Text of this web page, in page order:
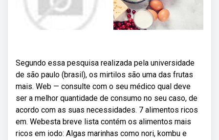
Segundo essa pesquisa realizada pela universidade
de são paulo (brasil), os mirtilos são uma das frutas
mais. Web — consulte com o seu médico qual deve
ser a melhor quantidade de consumo no seu caso, de
acordo com as suas necessidades. 7 alimentos ricos
em. Webesta breve lista contém os alimentos mais
ricos em iodo: Algas marinhas como nori, kombu e